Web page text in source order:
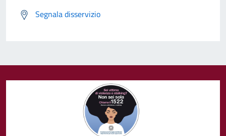
Segnala disservizio